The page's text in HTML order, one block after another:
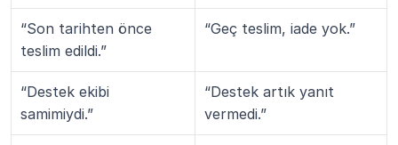
“Son tarihten önce
teslim edildi.”
“Geç teslim, iade yok.”
“Destek ekibi
samimiydi.”
“Destek artık yanıt
vermedi.”